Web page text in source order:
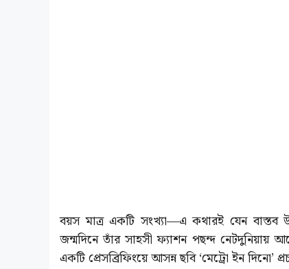
বয়স মাত্র একটি সংখ্যা—এ কথারই যেন বাস্তব
জন্মদিনে তাঁর সাহসী ফ্যাশন পছন্দ নেটদুনিয়ায়
একটি প্রেসব্রিফিংয়ে আসন্ন ছবি ‘মেট্রো ইন দিনো’